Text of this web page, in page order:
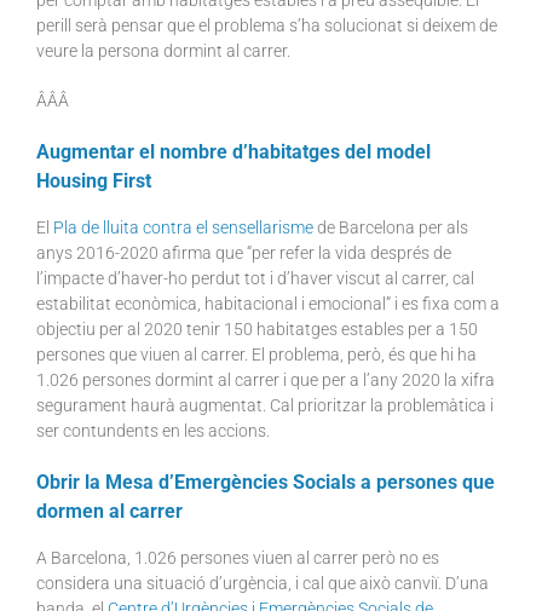
perill serà pensar que el problema s’ha solucionat si deixem de
veure la persona dormint al carrer.
ÂÂÂ
Augmentar el nombre d’habitatges del model
Housing First
El Pla de lluita contra el sensellarismede Barcelona per als
anys 2016-2020 afirma que “per refer la vida després de
l’impacte d’haver-ho perdut tot i d’haver viscut al carrer, cal
estabilitat econòmica, habitacional i emocional” i es fixa com a
objectiu per al 2020 tenir 150 habitatges estables per a 150
persones que viuen al carrer. El problema, però, és que hi ha
1.026 persones dormint al carrer i que per a l’any 2020 la xifra
segurament haurà augmentat. Cal prioritzar la problemàtica i
ser contundents en les accions.
Obrir la Mesa d’Emergències Socials a persones que
dormen al carrer
A Barcelona, 1.026 persones viuen al carrer però no es
considera una situació d’urgència, i cal que això canviï. D’una